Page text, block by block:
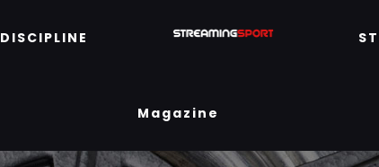
DISCIPLINE
Magazine